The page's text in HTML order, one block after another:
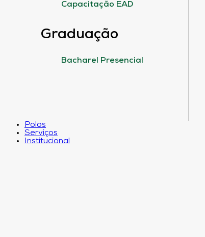
Capacitação EAD
Graduação
Bacharel Presencial
Polos
Serviços
Institucional